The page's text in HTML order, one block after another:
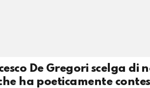
De Gregori scelga di
ha poeticamente